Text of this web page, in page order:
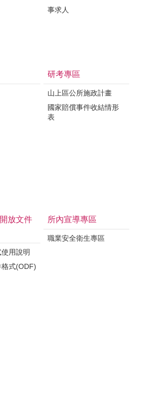
事求人
研考專區
山上區公所施政計畫
國家賠償事件收結情形
表
放文件
用說明
式(ODF)
所內宣導專區
職業安全衛生專區